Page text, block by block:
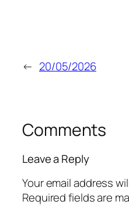
← 20/05/2026
Comments
Leave a Reply
Your email address
Required fields are